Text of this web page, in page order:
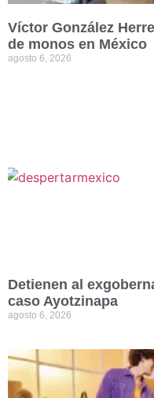
Víctor González
de monos en México
agosto 6, 2026
Detienen al
caso Ayotzinapa
agosto 6, 2026